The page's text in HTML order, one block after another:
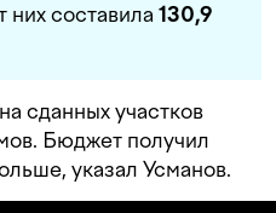
них составила 130,9
сданных участков
Бюджет получил
указал Усманов.